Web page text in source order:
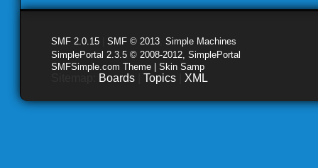
SMF 2.0.15 SMF © 2013 Simple Machines
SimplePortal 2.3.5 © 2008-2012, SimplePortal
SMFSimple.com Theme | Skin Samp
Boards Topics XML